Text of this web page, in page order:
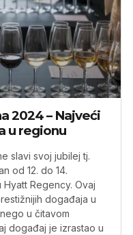
2024 – Najveći
u regionu
slavi svoj jubilej tj.
od 12. do 14.
Regency. Ovaj
događaja u
u čitavom
događaj je izrastao u